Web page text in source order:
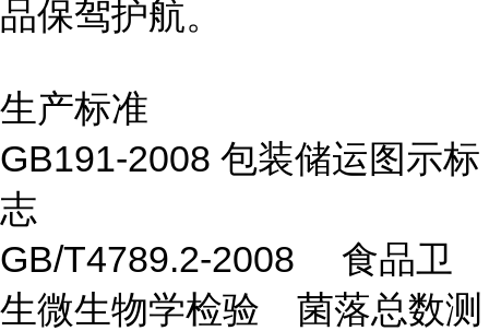
品保驾护航。
生产标准
GB191-2008 包装储运图示标
志
GB/T4789.2-2008 食品卫
生微生物学检验 菌落总数测